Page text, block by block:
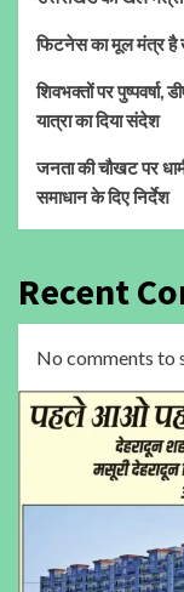
फिटनेस का मूल मंत्र है
शिवभक्तों पर पुष्पवर्षा,
यात्रा का दिया संदेश
जनता की चौखट पर
समाधान के दिए निर्देश
Recent
No comments to